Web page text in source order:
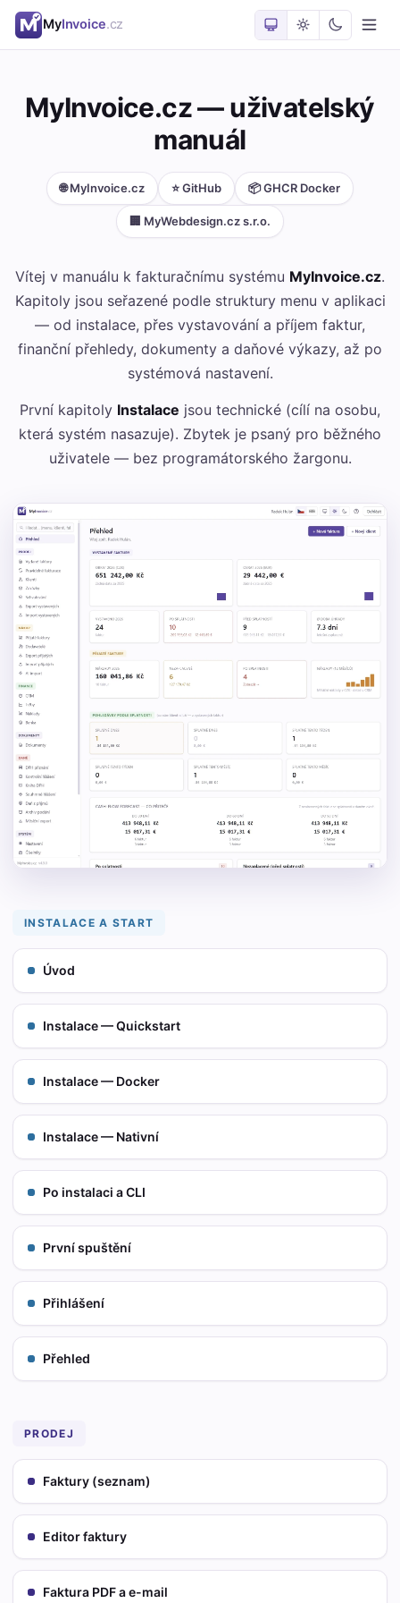
MyInvoice.cz
MyInvoice.cz — uživatelský
manuál
🌐 MyInvoice.cz ⭐ GitHub 📦 GHCR Docker
🏢 MyWebdesign.cz s.r.o.
Vítej v manuálu k fakturačnímu systému MyInvoice.cz.
Kapitoly jsou seřazené podle struktury menu v aplikaci
— od instalace, přes vystavování a příjem faktur,
finanční přehledy, dokumenty a daňové výkazy, až po
systémová nastavení.
První kapitoly Instalace jsou technické (cílí na osobu,
která systém nasazuje). Zbytek je psaný pro běžného
uživatele — bez programátorského žargonu.
INSTALACE A START
Úvod
Instalace — Quickstart
Instalace — Docker
Instalace — Nativní
Po instalaci a CLI
První spuštění
Přihlášení
Přehled
PRODEJ
Faktury (seznam)
Editor faktury
Faktura PDF a e-mail